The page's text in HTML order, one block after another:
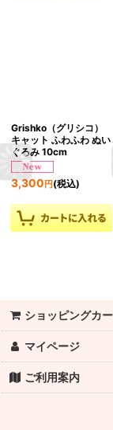
Grishko（グリシコ）
キャット ふわふわ ぬい
ぐるみ 10cm
3,300 円 (税込)
ショッピングカ
マイページ
ご利用案内